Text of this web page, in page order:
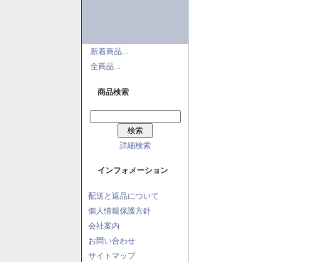
新着商品...
全商品...
商品検索
詳細検索
インフォメーション
配送と返品について
個人情報保護方針
会社案内
お問い合わせ
サイトマップ